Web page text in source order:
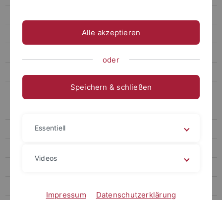
Francesca Baker, M. A.
Dr. Petra Hetfleisch
Alle akzeptieren
oder
Speichern & schließen
Essentiell
Videos
Impressum Datenschutzerklärung